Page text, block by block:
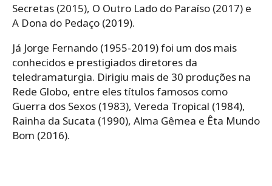
Secretas (2015), O Outro Lado do Paraíso (2017) e
A Dona do Pedaço (2019).
Já Jorge Fernando (1955-2019) foi um dos mais
conhecidos e prestigiados diretores da
teledramaturgia. Dirigiu mais de 30 produções na
Rede Globo, entre eles títulos famosos como
Guerra dos Sexos (1983), Vereda Tropical (1984),
Rainha da Sucata (1990), Alma Gêmea e Êta Mundo
Bom (2016).